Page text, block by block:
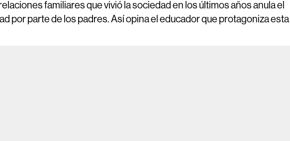
familiares que vivió la sociedad en los últimos años anula el
por parte de los padres. Así opina el educador que protagoniza esta